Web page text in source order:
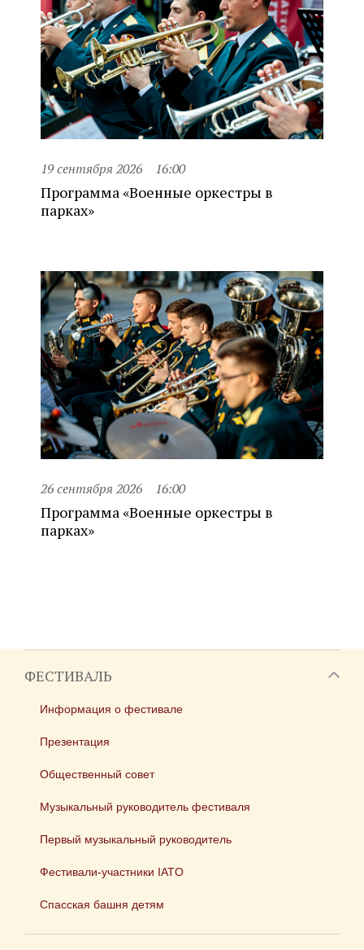
19 сентября 2026 16:00
Программа «Военные оркестры в
парках»
26 сентября 2026 16:00
Программа «Военные оркестры в
парках»
ФЕСТИВАЛЬ
Информация о фестивале
Презентация
Общественный совет
Музыкальный руководитель фестиваля
Первый музыкальный руководитель
Фестивали-участники IATO
Спасская башня детям